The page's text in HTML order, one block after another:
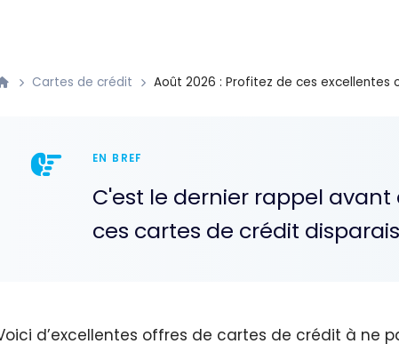
Cartes de crédit Août 2026 : Profitez de ces
EN BREF
C'est le dernier rappel
ces cartes de crédit
d’excellentes offres de cartes de crédit à ne